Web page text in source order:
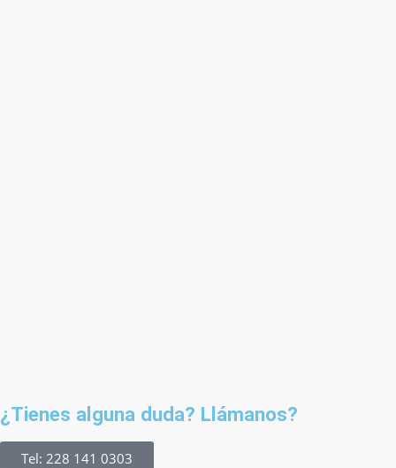
¿Tienes alguna duda? Llámanos?
Tel: 228 141 0303